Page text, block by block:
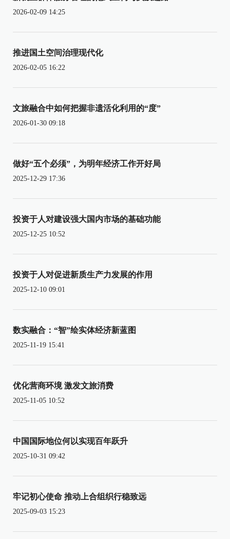
2026-02-09 14:25
推进国土空间治理现代化
2026-02-05 16:22
文旅融合中如何把握非遗活化利用的“度”
2026-01-30 09:18
做好“五个必须”，为明年经济工作开好局
2025-12-29 17:36
投资于人对建设强大国内市场的基础功能
2025-12-25 10:52
投资于人对促进新质生产力发展的作用
2025-12-10 09:01
数实融合：“智”绘实体经济新蓝图
2025-11-19 15:41
优化营商环境 激发文旅消费
2025-11-05 10:52
中国国际地位何以实现百年跃升
2025-10-31 09:42
牢记初心使命 推动上合组织行稳致远
2025-09-03 15:23